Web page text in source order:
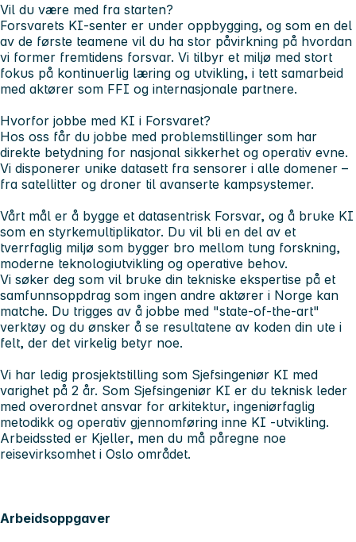
Vil du være med fra starten?
Forsvarets KI-senter er under oppbygging, og som en del
av de første teamene vil du ha stor påvirkning på hvordan
vi former fremtidens forsvar. Vi tilbyr et miljø med stort
fokus på kontinuerlig læring og utvikling, i tett samarbeid
med aktører som FFI og internasjonale partnere.
Hvorfor jobbe med KI i Forsvaret?
Hos oss får du jobbe med problemstillinger som har
direkte betydning for nasjonal sikkerhet og operativ evne.
Vi disponerer unike datasett fra sensorer i alle domener –
fra satellitter og droner til avanserte kampsystemer.
Vårt mål er å bygge et datasentrisk Forsvar, og å bruke KI
som en styrkemultiplikator. Du vil bli en del av et
tverrfaglig miljø som bygger bro mellom tung forskning,
moderne teknologiutvikling og operative behov.
Vi søker deg som vil bruke din tekniske ekspertise på et
samfunnsoppdrag som ingen andre aktører i Norge kan
matche. Du trigges av å jobbe med "state-of-the-art"
verktøy og du ønsker å se resultatene av koden din ute i
felt, der det virkelig betyr noe.
Vi har ledig prosjektstilling som Sjefsingeniør KI med
varighet på 2 år. Som Sjefsingeniør KI er du teknisk leder
med overordnet ansvar for arkitektur, ingeniørfaglig
metodikk og operativ gjennomføring inne KI -utvikling.
Arbeidssted er Kjeller, men du må påregne noe
reisevirksomhet i Oslo området.
Arbeidsoppgaver